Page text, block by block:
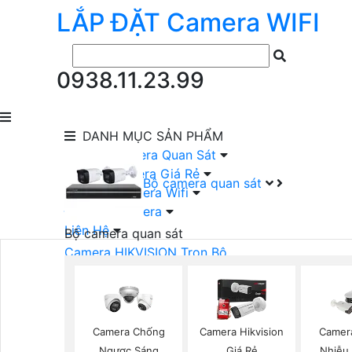
LẮP ĐẶT Camera WIFI
0938.11.23.99
DANH MỤC SẢN PHẨM
Bộ camera quan sát
Bộ camera quan sát
Camera HIKVISION Trọn Bộ
Camera DAHUA Trọn Bộ
Camera giá Rẻ Trọn Bộ
Bộ Camera Nên Dùng
Bộ Camera Có Màu Ban Đêm
lắp Đặt Camera Quan Sát
Lắp Bộ Camera Giá Rẻ
Lắp Đặt Camera Wifi
Đầu Ghi Camera
Liên Hệ
Camera Chống
Camera Hikvision